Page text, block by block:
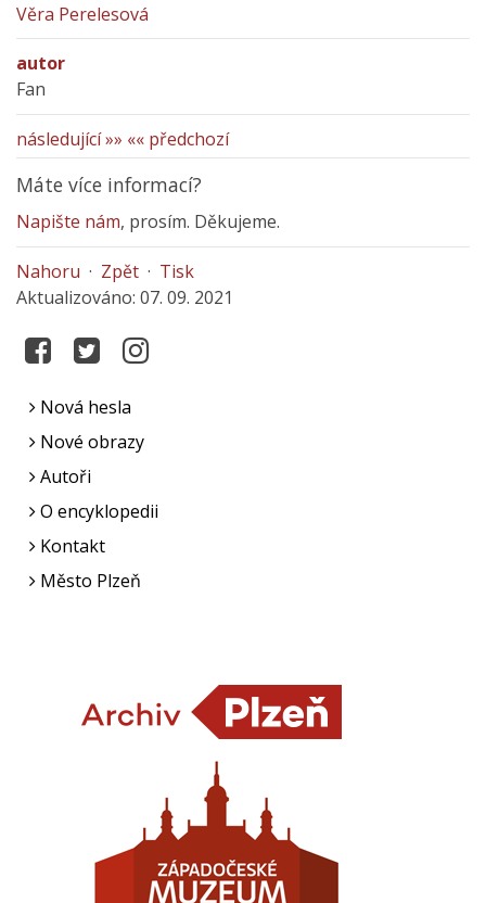
Věra Perelesová
autor
Fan
následující »» «« předchozí
Máte více informací?
Napište nám, prosím. Děkujeme.
Nahoru · Zpět · Tisk
Aktualizováno: 07. 09. 2021
Nová hesla
Nové obrazy
Autoři
O encyklopedii
Kontakt
Město Plzeň